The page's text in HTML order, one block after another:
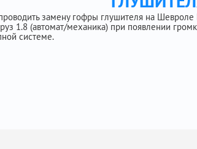
замену гофры глушителя на Шевроле
1.8 (автомат/механика) при появлении
системе.